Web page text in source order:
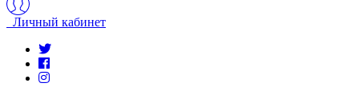
Личный кабинет